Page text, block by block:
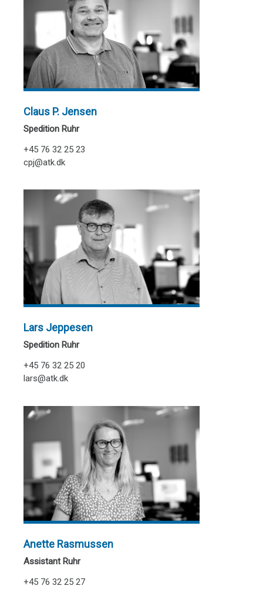
Claus P. Jensen
Spedition Ruhr
+45 76 32 25 23
cpj@atk.dk
Lars Jeppesen
Spedition Ruhr
+45 76 32 25 20
lars@atk.dk
Anette Rasmussen
Assistant Ruhr
+45 76 32 25 27